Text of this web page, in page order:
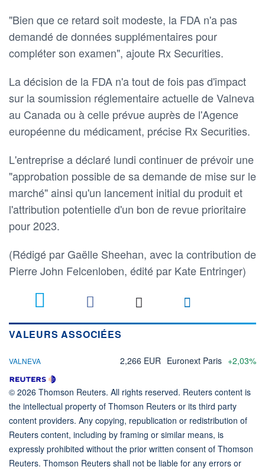
"Bien que ce retard soit modeste, la FDA n'a pas
demandé de données supplémentaires pour
compléter son examen", ajoute Rx Securities.
La décision de la FDA n'a tout de fois pas d'impact
sur la soumission réglementaire actuelle de Valneva
au Canada ou à celle prévue auprès de l'Agence
européenne du médicament, précise Rx Securities.
L'entreprise a déclaré lundi continuer de prévoir une
"approbation possible de sa demande de mise sur le
marché" ainsi qu'un lancement initial du produit et
l'attribution potentielle d'un bon de revue prioritaire
pour 2023.
(Rédigé par Gaëlle Sheehan, avec la contribution de
Pierre John Felcenloben, édité par Kate Entringer)
VALEURS ASSOCIÉES
VALNEVA 2,266 EUR Euronext Paris +2,03%
© 2026 Thomson Reuters. All rights reserved. Reuters content is
the intellectual property of Thomson Reuters or its third party
content providers. Any copying, republication or redistribution of
Reuters content, including by framing or similar means, is
expressly prohibited without the prior written consent of Thomson
Reuters. Thomson Reuters shall not be liable for any errors or